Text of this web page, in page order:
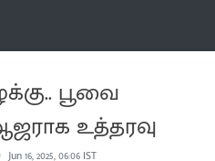
பூவை
உத்தரவு
Jun 16, 2025, 06:06 IST